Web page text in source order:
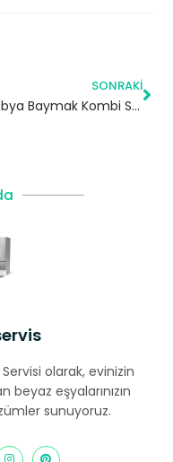
SONRAKI
Tarabya Baymak Kombi Servisi – Sarıyer Yetkili Servis
olarak, evinizin
eşyalarınızın
sunuyoruz.